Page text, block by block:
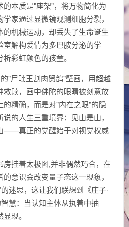
的本质是"座架"，将万物简化为
家通过显微镜观测细胞分裂，
的机械运动，却丢失了生命诞生
室解构爱情为多巴胺分泌的学
彩虹颜色的孩童。
"尸毗王割肉贸鸽"壁画，用超越
救赎，画中佛陀的眼睛被刻意放
的精确，而是对"内在之眼"的隐
的人生三重境界：见山是山，
——真正的觉醒始于对视觉权威
房挂着太极图,并非偶然巧合，在
意识会改变量子态这一现象，
迷思，这让我们联想到《庄子·
慧：当认知主体从执着中抽
现。